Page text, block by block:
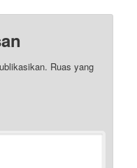
Ruas yang